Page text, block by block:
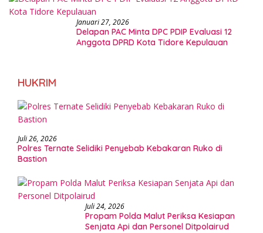
Januari 27, 2026
Delapan PAC Minta DPC PDIP Evaluasi 12
Anggota DPRD Kota Tidore Kepulauan
HUKRIM
Juli 26, 2026
Polres Ternate Selidiki Penyebab Kebakaran Ruko di
Bastion
Juli 24, 2026
Propam Polda Malut Periksa Kesiapan
Senjata Api dan Personel Ditpolairud